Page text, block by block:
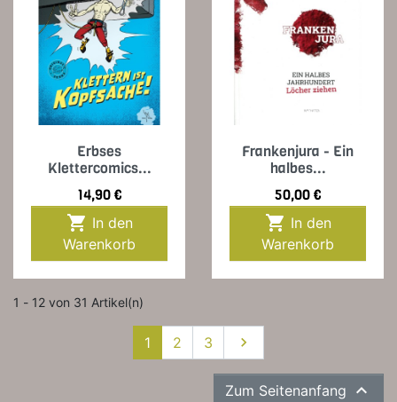
Erbses
Klettercomics...
Preis
14,90 €

Warenkorb
Frankenjura - Ein
halbes...
Preis
50,00 €

Warenkorb
1 - 12 von 31 Artikel(n)
1 2 3 Weiter

Zum Seitenanfang 